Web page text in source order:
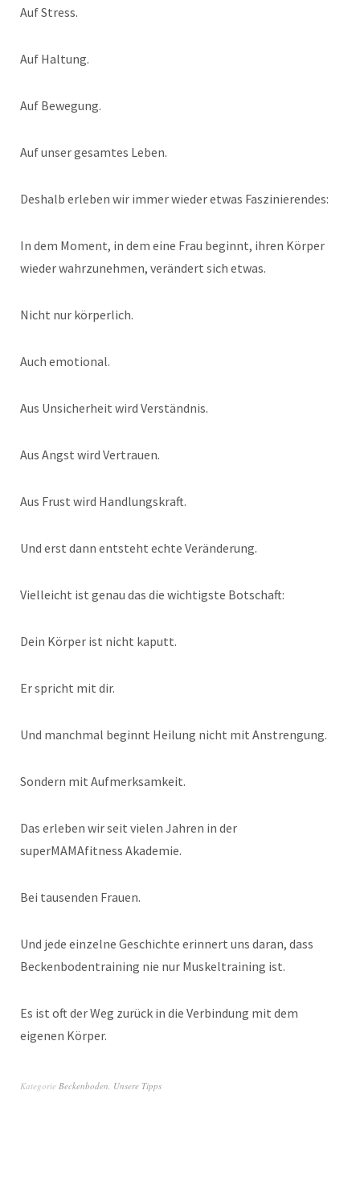
Auf Stress.
Auf Haltung.
Auf Bewegung.
Auf unser gesamtes Leben.
Deshalb erleben wir immer wieder etwas Faszinierendes:
In dem Moment, in dem eine Frau beginnt, ihren Körper
wieder wahrzunehmen, verändert sich etwas.
Nicht nur körperlich.
Auch emotional.
Aus Unsicherheit wird Verständnis.
Aus Angst wird Vertrauen.
Aus Frust wird Handlungskraft.
Und erst dann entsteht echte Veränderung.
Vielleicht ist genau das die wichtigste Botschaft:
Dein Körper ist nicht kaputt.
Er spricht mit dir.
Und manchmal beginnt Heilung nicht mit Anstrengung.
Sondern mit Aufmerksamkeit.
Das erleben wir seit vielen Jahren in der
superMAMAfitness Akademie.
Bei tausenden Frauen.
Und jede einzelne Geschichte erinnert uns daran, dass
Beckenbodentraining nie nur Muskeltraining ist.
Es ist oft der Weg zurück in die Verbindung mit dem
eigenen Körper.
Kategorie Beckenboden, Unsere Tipps